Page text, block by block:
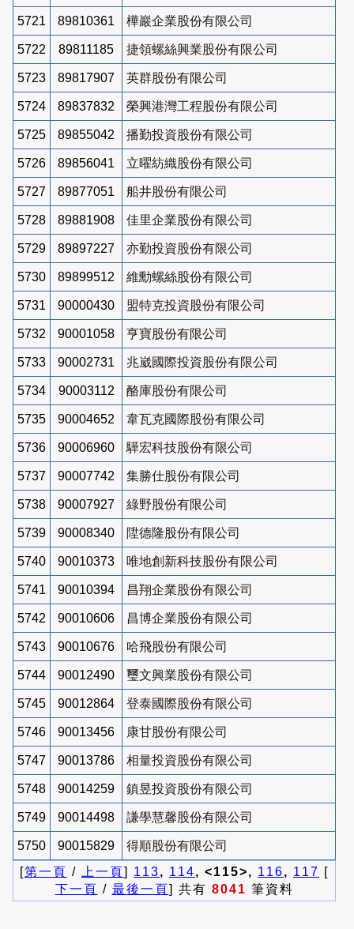
5721 89810361 樺巖企業股份有限公司
5722 89811185 捷領螺絲興業股份有限公司
5723 89817907 英群股份有限公司
5724 89837832 榮興港灣工程股份有限公司
5725 89855042 播勤投資股份有限公司
5726 89856041 立曜紡織股份有限公司
5727 89877051 船井股份有限公司
5728 89881908 佳里企業股份有限公司
5729 89897227 亦勤投資股份有限公司
5730 89899512 維勳螺絲股份有限公司
5731 90000430 盟特克投資股份有限公司
5732 90001058 亨寶股份有限公司
5733 90002731 兆崴國際投資股份有限公司
5734 90003112 酪庫股份有限公司
5735 90004652 韋瓦克國際股份有限公司
5736 90006960 驊宏科技股份有限公司
5737 90007742 集勝仕股份有限公司
5738 90007927 綠野股份有限公司
5739 90008340 陞德隆股份有限公司
5740 90010373 唯地創新科技股份有限公司
5741 90010394 昌翔企業股份有限公司
5742 90010606 昌博企業股份有限公司
5743 90010676 哈飛股份有限公司
5744 90012490 璽文興業股份有限公司
5745 90012864 登泰國際股份有限公司
5746 90013456 康甘股份有限公司
5747 90013786 相量投資股份有限公司
5748 90014259 鎮昱投資股份有限公司
5749 90014498 謙學慧馨股份有限公司
5750 90015829
得順股份有限公司
[第一頁 / 上一頁] 113, 114, <115>, 116, 117 [
下一頁 / 最後一頁] 共有 8041 筆資料